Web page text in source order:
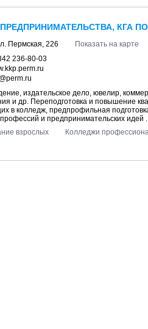
КГА
Пермская, 226
Показать на карте
236-80-03
издательское дело, ювелир,
и др. Переподготовка и повышение
в колледж, предпрофильная
и предпринимательских идей
взрослых
Колледжи